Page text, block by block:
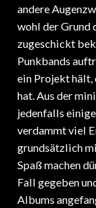
andere
wohl der Grund
zugeschickt
Punkbands
ein Projekt hält,
hat. Aus der
jedenfalls
verdammt viel
grundsätzlich
Spaß machen
Fall gegeben
Albums